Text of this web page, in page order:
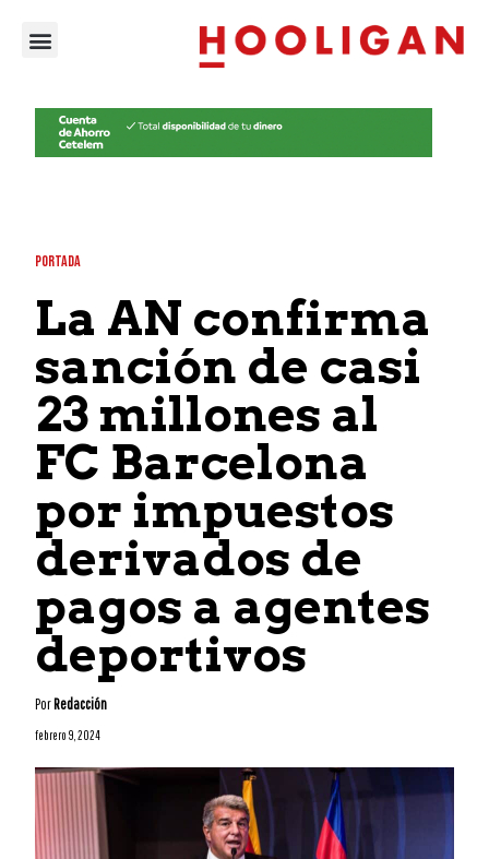
PORTADA
La AN confirma
sanción de casi
23 millones al
FC Barcelona
por impuestos
derivados de
pagos a agentes
deportivos
PorRedacción
febrero 9, 2024